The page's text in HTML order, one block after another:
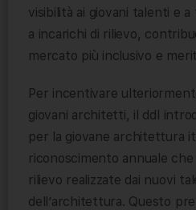
visibilità ai giovani talenti e
a incarichi di rilievo,
mercato più inclusivo e
Per incentivare
giovani architetti, il ddl
per la giovane architettura
riconoscimento annuale
rilievo realizzate dai nuovi
dell’architettura. Questo